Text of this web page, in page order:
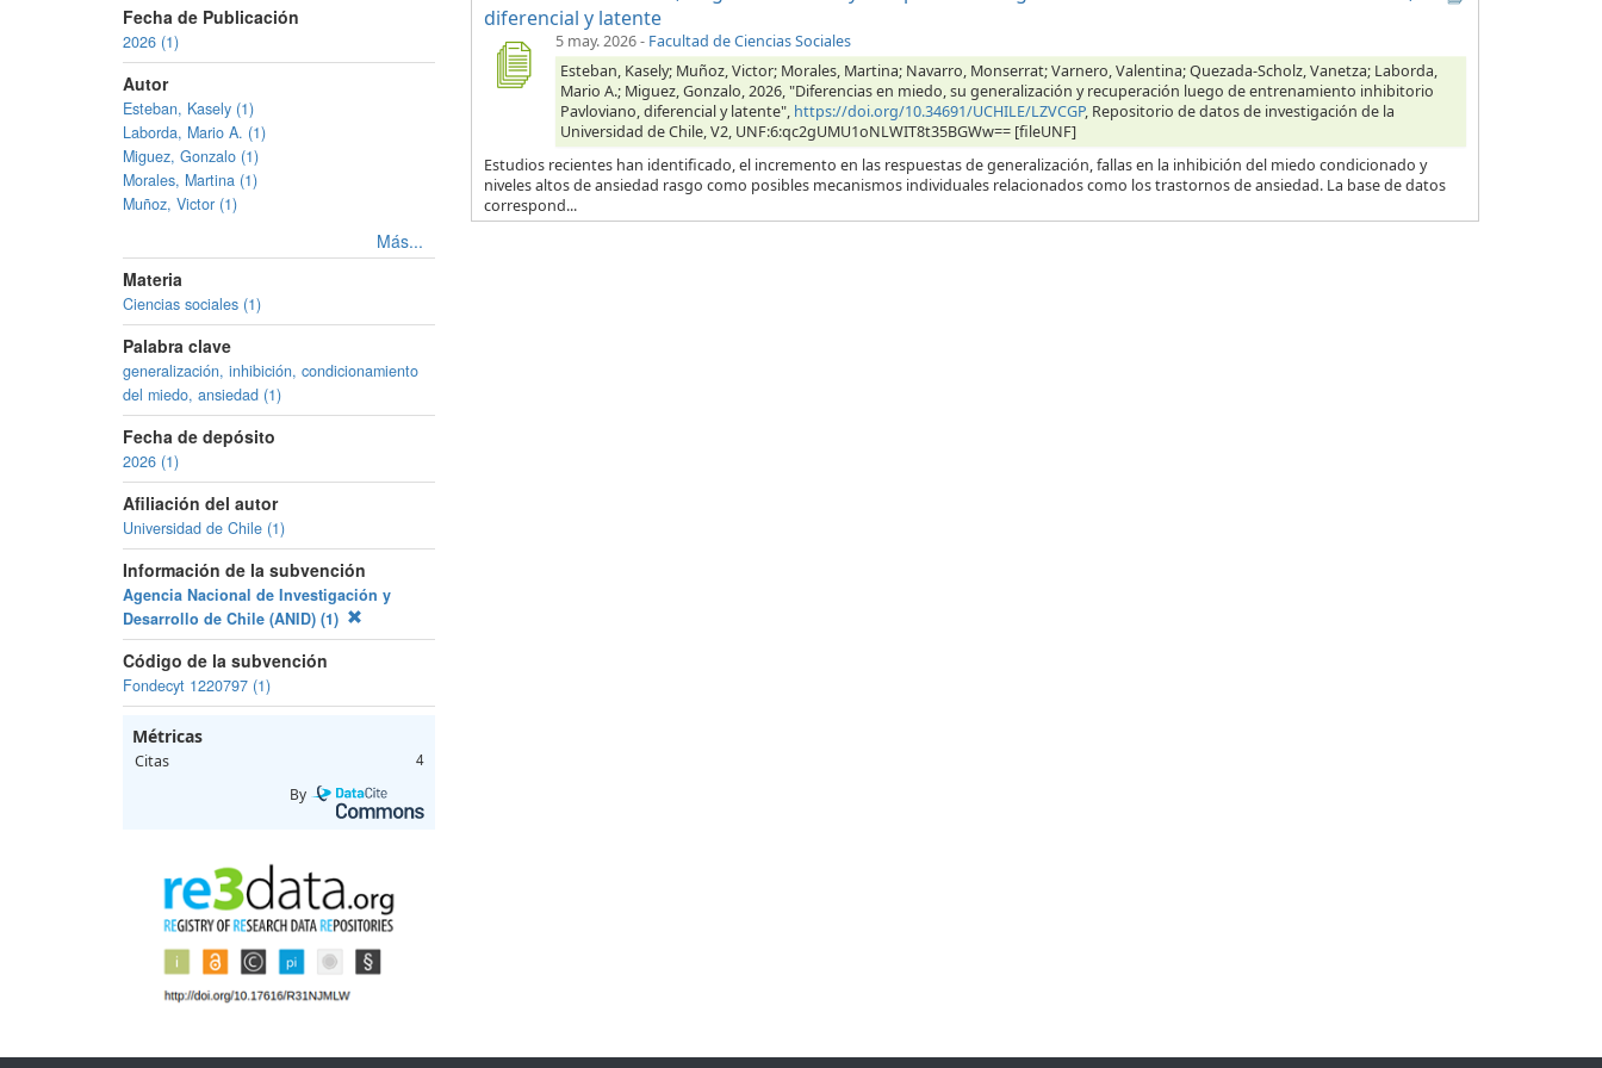
Fecha de Publicación
2026 (1)
Autor
Esteban, Kasely (1)
Laborda, Mario A. (1)
Miguez, Gonzalo (1)
Morales, Martina (1)
Muñoz, Victor (1)
Más...
Materia
Ciencias sociales (1)
Palabra clave
generalización, inhibición, condicionamiento
del miedo, ansiedad (1)
Fecha de depósito
2026 (1)
Afiliación del autor
Universidad de Chile (1)
Información de la subvención
Agencia Nacional de Investigación y
Desarrollo de Chile (ANID) (1)
Código de la subvención
Fondecyt 1220797 (1)
Métricas
Citas 4
By
diferencial y latente
5 may. 2026- Facultad de Ciencias Sociales
Esteban, Kasely; Muñoz, Victor; Morales, Martina; Navarro, Monserrat; Varnero, Valentina; Quezada-Scholz, Vanetza; Laborda,
Mario A.; Miguez, Gonzalo, 2026, "Diferencias en miedo, su generalización y recuperación luego de entrenamiento inhibitorio
Pavloviano, diferencial y latente", https://doi.org/10.34691/UCHILE/LZVCGP, Repositorio de datos de investigación de la
Universidad de Chile, V2, UNF:6:qc2gUMU1oNLWIT8t35BGWw== [fileUNF]
Estudios recientes han identificado, el incremento en las respuestas de generalización, fallas en la inhibición del miedo condicionado y
niveles altos de ansiedad rasgo como posibles mecanismos individuales relacionados como los trastornos de ansiedad. La base de datos
correspond...